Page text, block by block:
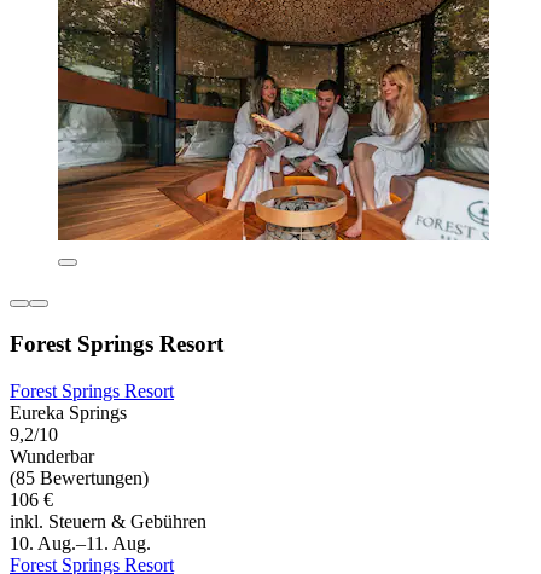
Forest Springs Resort
Forest Springs Resort
Eureka Springs
9,2/10
Wunderbar
(85 Bewertungen)
106 €
inkl. Steuern & Gebühren
10. Aug.–11. Aug.
Forest Springs Resort